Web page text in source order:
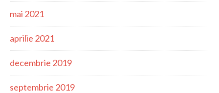
mai 2021
aprilie 2021
decembrie 2019
septembrie 2019